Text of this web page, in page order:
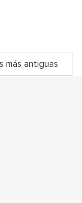
más antiguas